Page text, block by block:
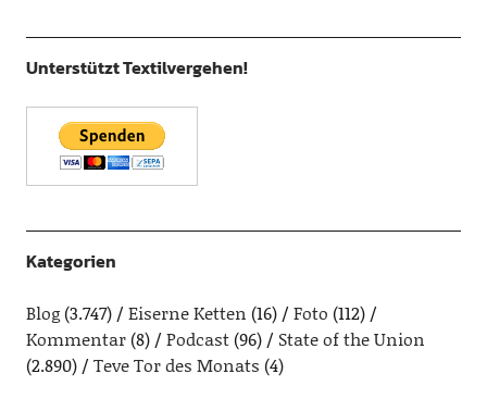
Unterstützt Textilvergehen!
Kategorien
Blog(3.747) Eiserne Ketten (16) Foto (112)
Kommentar(8) Podcast(96)
State of the Union
(2.890)
Teve Tor des Monats (4)